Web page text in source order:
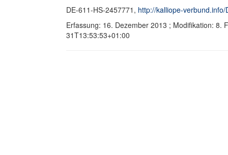
DE-611-HS-2457771, http://kalliope-
Erfassung: 16. Dezember 2013 ; Modifikation:
31T13:53:53+01:00